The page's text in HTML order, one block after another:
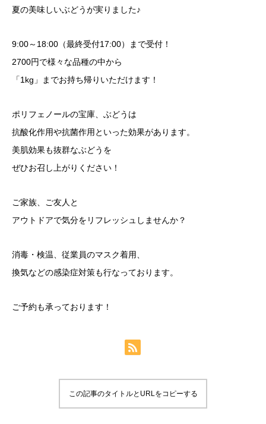
夏の美味しいぶどうが実りました♪
9:00～18:00（最終受付17:00）まで受付！
2700円で様々な品種の中から
「1kg」までお持ち帰りいただけます！
ポリフェノールの宝庫、ぶどうは
抗酸化作用や抗菌作用といった効果があります。
美肌効果も抜群なぶどうを
ぜひお召し上がりください！
ご家族、ご友人と
アウトドアで気分をリフレッシュしませんか？
消毒・検温、従業員のマスク着用、
換気などの感染症対策も行なっております。
ご予約も承っております！
この記事のタイトルとURLをコピーする